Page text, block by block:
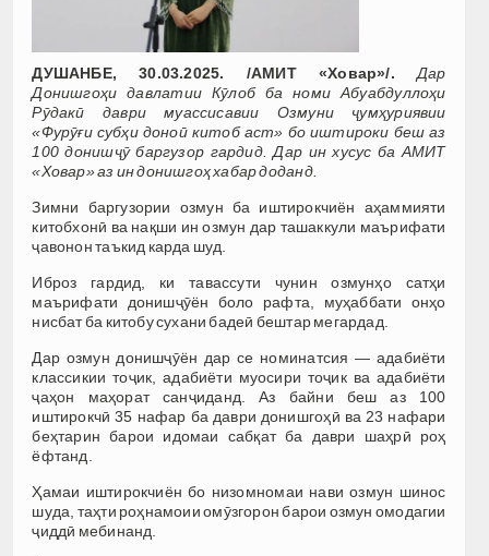
ДУШАНБЕ, 30.03.2025. /АМИТ «Ховар»/.
Дар
Донишгоҳи давлатии Кӯлоб ба номи Абуабдуллоҳи
Рӯдакӣ даври муассисавии Озмуни ҷумҳуриявии
«Фурӯғи субҳи доноӣ китоб аст» бо иштироки беш аз
100 донишҷӯ баргузор гардид. Дар ин хусус ба АМИТ
«Ховар» аз ин донишгоҳ хабар доданд.
Зимни баргузории озмун ба иштирокчиён аҳаммияти
китобхонӣ ва нақши ин озмун дар ташаккули маърифати
ҷавонон таъкид карда шуд.
Иброз гардид, ки тавассути чунин озмунҳо сатҳи
маърифати донишҷӯён боло рафта, муҳаббати онҳо
нисбат ба китобу сухани бадеӣ бештар мегардад.
Дар озмун донишҷӯён дар се номинатсия — адабиёти
классикии тоҷик, адабиёти муосири тоҷик ва адабиёти
ҷаҳон маҳорат санҷиданд. Аз байни беш аз 100
иштирокчӣ 35 нафар ба даври донишгоҳӣ ва 23 нафари
беҳтарин барои идомаи сабқат ба даври шаҳрӣ роҳ
ёфтанд.
Ҳамаи иштирокчиён бо низомномаи нави озмун шинос
шуда, таҳти роҳнамоии омӯзгорон барои озмун омодагии
ҷиддӣ мебинанд.